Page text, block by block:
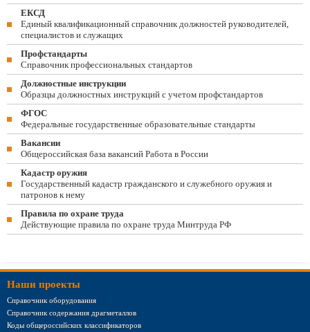
ЕКСД
Единый квалификационный справочник должностей руководителей,
специалистов и служащих
Профстандарты
Справочник профессиональных стандартов
Должностные инструкции
Образцы должностных инструкций с учетом профстандартов
ФГОС
Федеральные государственные образовательные стандарты
Вакансии
Общероссийская база вакансий Работа в России
Кадастр оружия
Государственный кадастр гражданского и служебного оружия и
патронов к нему
Правила по охране труда
Действующие правила по охране труда Минтруда РФ
Наши проекты
Справочник оборудования
Справочник содержания драгметаллов
Коды общероссийских классификаторов